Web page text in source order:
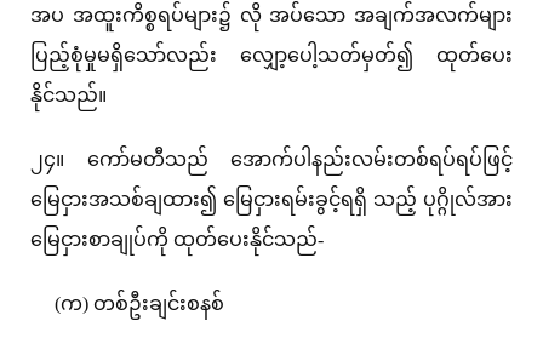
အပ အထူးကိစ္စရပ်များ၌ လို အပ်သော အချက်အလက်များ
ပြည့်စုံမှုမရှိသော်လည်း လျှော့ပေါ့သတ်မှတ်၍ ထုတ်ပေး
နိုင်သည်။
၂၄။ ကော်မတီသည် အောက်ပါနည်းလမ်းတစ်ရပ်ရပ်ဖြင့်
မြေငှားအသစ်ချထား၍ မြေငှားရမ်းခွင့်ရရှိ သည့် ပုဂ္ဂိုလ်အား
မြေငှားစာချုပ်ကို ထုတ်ပေးနိုင်သည်-
(က) တစ်ဦးချင်းစနစ်